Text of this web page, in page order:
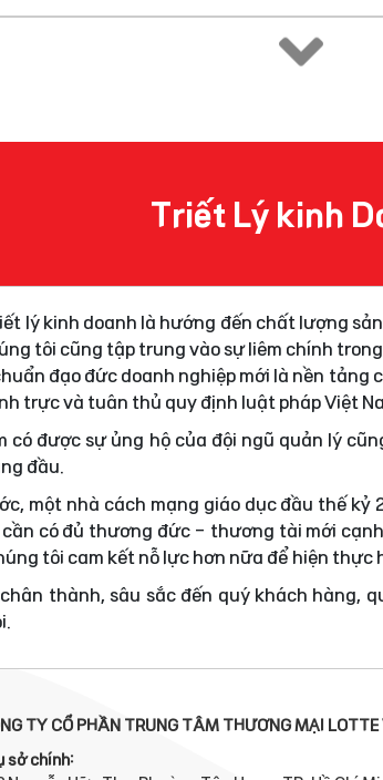
Triết Lý kinh
lý kinh doanh là hướng đến chất lượng
tôi cũng tập trung vào sự liêm chính
đạo đức doanh nghiệp mới là nền
trực và tuân thủ quy định luật pháp Việt
có được sự ủng hộ của đội ngũ quản lý
đầu.
một nhà cách mạng giáo dục đầu thế
cần có đủ thương đức - thương tài mới
tôi cam kết nỗ lực hơn nữa để hiện thực
thành, sâu sắc đến quý khách hàng,
TY CỔ PHẦN TRUNG TÂM THƯƠNG MẠI
sở chính: